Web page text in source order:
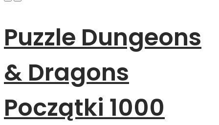
Puzzle Dungeons
& Dragons
Początki 1000